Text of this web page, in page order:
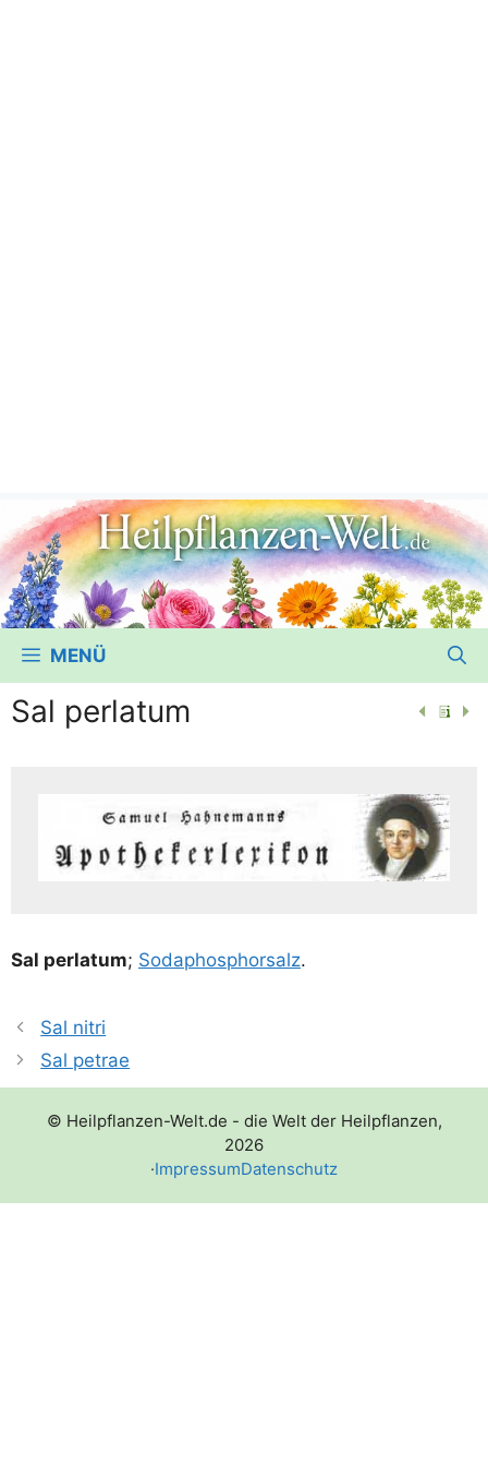
MENÜ
Sal perlatum
Sal per­la­tum; Soda­phos­phor­salz.
Sal nitri
Sal petrae
© Heilpflanzen-Welt.de - die Welt der Heilpflanzen,
2026
·ImpressumDatenschutz